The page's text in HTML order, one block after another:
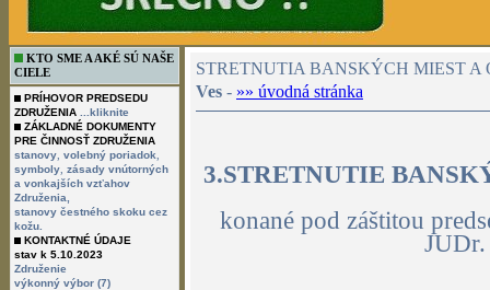
KTO SME A AKÉ SÚ NAŠE
CIELE
PRÍHOVOR PREDSEDU
ZDRUŽENIA
...kliknite
ZÁKLADNÉ DOKUMENTY
PRE ČINNOSŤ ZDRUŽENIA
stanovy volebný poriadok
symboly zásady vnútorných
a vonkajších vzťahov
Združenia,
stanovy čestného skoku cez
kožu.
KONTAKTNÉ ÚDAJE
stav k 5.10.2023
Združenie
výkonný výbor (7)
STRETNUTIA BANSKÝCH MIEST
Ves - »» úvodná stránka
3.STRETNUTIE
konané pod záštitou